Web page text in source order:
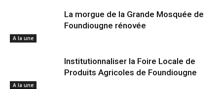
A la une
La morgue de la Grande Mosquée de
Foundiougne rénovée
A la une
Institutionnaliser la Foire Locale de
Produits Agricoles de Foundiougne